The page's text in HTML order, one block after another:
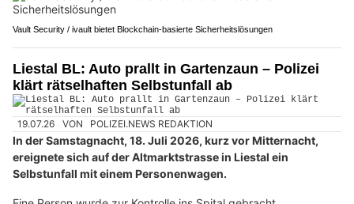
Vault Security / ivault bietet Blockchain-basierte Sicherheitslösungen
Liestal BL: Auto prallt in Gartenzaun – Polizei
klärt rätselhaften Selbstunfall ab
19.07.26 VON POLIZEI.NEWS REDAKTION
In der Samstagnacht, 18. Juli 2026, kurz vor Mitternacht,
ereignete sich auf der Altmarktstrasse in Liestal ein
Selbstunfall mit einem Personenwagen.